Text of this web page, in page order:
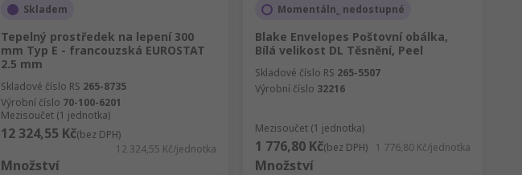
Skladem
Tepelný prostředek na lepení 300
mm Typ E - francouzská EUROSTAT
2.5 mm
Skladové číslo RS 265-8735
Výrobní číslo 70-100-6201
Mezisoučet (1 jednotka)
12 324,55 Kč(bez DPH)
12 324,55 Kč/jednotka
Množství
Momentáln_ nedostupné
Blake Envelopes Poštovní obálka,
Bílá velikost DL Těsnění, Peel
Skladové číslo RS 265-5507
Výrobní číslo 32216
Mezisoučet (1 jednotka)
1 776,80 Kč(bez DPH) 1 776,80 Kč/jednotka
Množství